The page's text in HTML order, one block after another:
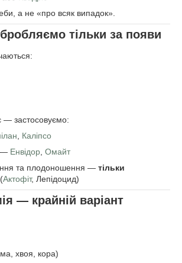
а не «про всяк випадок».
тільки за появи
— застосовуємо:
Каліпсо
— Енвідор Омайт
та плодоношення — тільки
(Актофіт, Лепідоцид)
— крайній варіант
хвоя, кора)